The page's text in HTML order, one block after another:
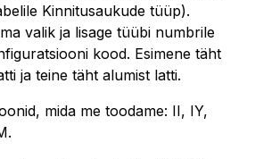
Kinnitusaukude tüüp).
valik ja lisage tüübi numbrile
kood. Esimene täht
ja teine täht alumist latti.
mida me toodame: II, IY,